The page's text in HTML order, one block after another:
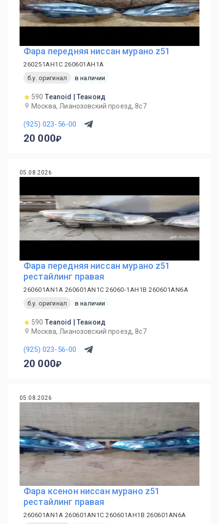
Фара передняя ниссан мурано z51
260251AH1C 260601AH1A
б.у. оригинал
в наличии
590 Teanoid | Теаноид
Москва, Лианозовский проезд, 8с7
(925) 023-56-00
20 000
05.08.2026
Фара передняя ниссан мурано z51
рестайлинг правая
260601AN1A 260601AN1C 26060-1AH1B 260601AN6A
б.у. оригинал
в наличии
590 Teanoid | Теаноид
Москва, Лианозовский проезд, 8с7
(925) 023-56-00
20 000
05.08.2026
Фара ксенон ниссан мурано z51
рестайлинг правая
260601AN1A 260601AN1C 260601AH1B 260601AN6A